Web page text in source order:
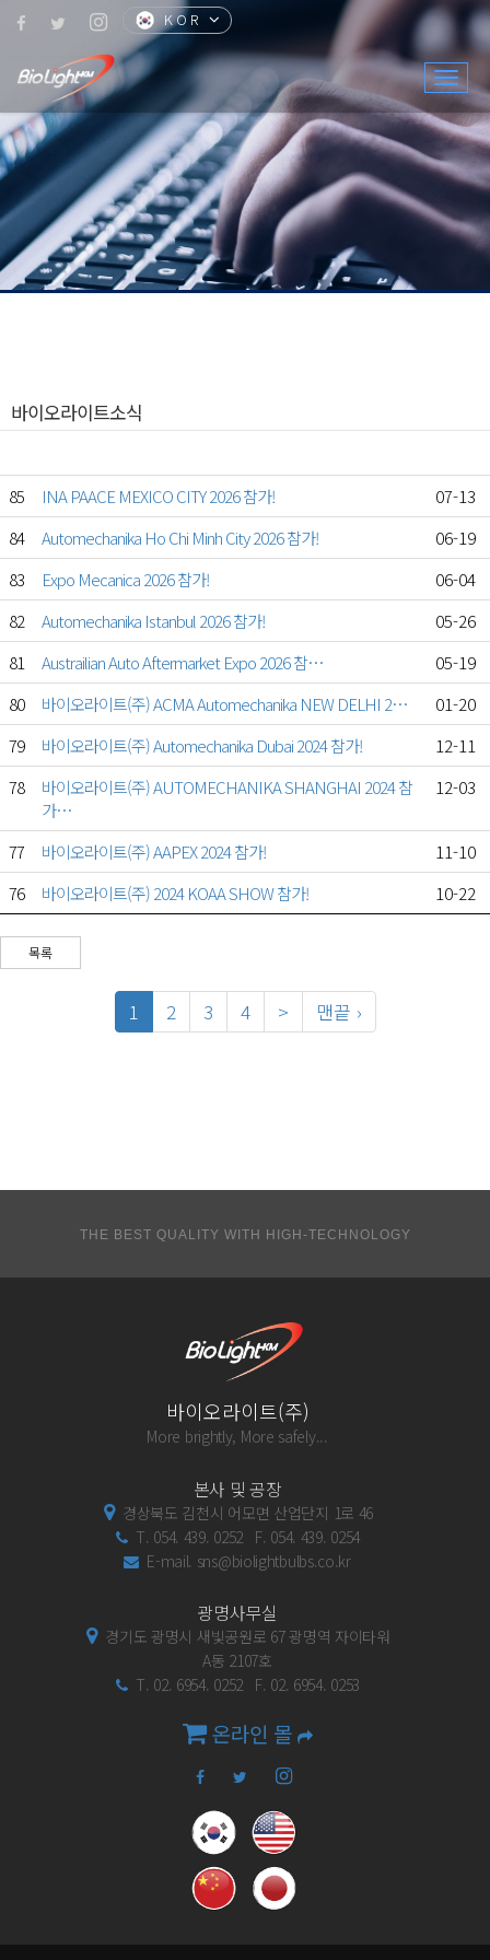
KOR
ENG
CHN
JPN
바이오라이트소식
85 INA PAACE MEXICO CITY 2026 참가!
07-13
84
Automechanika Ho Chi Minh City 2026 참가!
06-19
83
Expo Mecanica 2026 참가!
06-04
82
Automechanika Istanbul 2026 참가!
05-26
81
Austrailian Auto Aftermarket Expo 2026 참…
05-19
80
바이오라이트(주) ACMA Automechanika NEW DELHI 2…
01-20
79
바이오라이트(주) Automechanika Dubai 2024 참가!
12-11
78
바이오라이트(주) AUTOMECHANIKA SHANGHAI 2024 참
가…
12-03
77 바이오라이트(주) AAPEX 2024 참가!
11-10
76
바이오라이트(주) 2024 KOAA SHOW 참가! 10-22
목록
1 2 3 4 > 맨끝 ›
THE BEST QUALITY WITH HIGH-TECHNOLOGY
바이오라이트(주)
More brightly, More safely...
본사 및 공장
경상북도 김천시 어모면 산업단지 1로 46
T. 054. 439. 0252 F. 054. 439. 0254
E-mail. sns@biolightbulbs.co.kr
광명사무실
경기도 광명시 새빛공원로 67 광명역 자이타워
A동 2107호
T. 02. 6954. 0252 F. 02. 6954. 0253
온라인 몰